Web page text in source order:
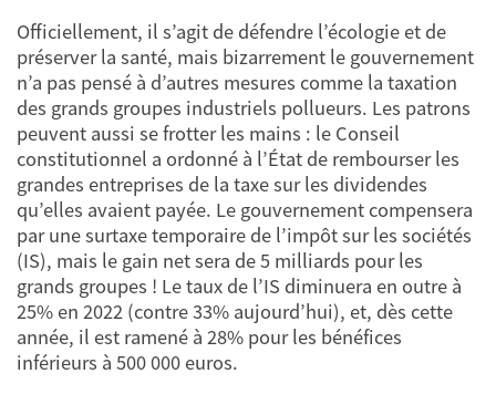
Officiellement, il s’agit de défendre l’écologie et de
préserver la santé, mais bizarrement le gouvernement
n’a pas pensé à d’autres mesures comme la taxation
des grands groupes industriels pollueurs. Les patrons
peuvent aussi se frotter les mains : le Conseil
constitutionnel a ordonné à l’État de rembourser les
grandes entreprises de la taxe sur les dividendes
qu’elles avaient payée. Le gouvernement compensera
par une surtaxe temporaire de l’impôt sur les sociétés
(IS), mais le gain net sera de 5 milliards pour les
grands groupes ! Le taux de l’IS diminuera en outre à
25% en 2022 (contre 33% aujourd’hui), et, dès cette
année, il est ramené à 28% pour les bénéfices
inférieurs à 500 000 euros.